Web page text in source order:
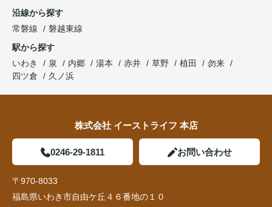
沿線から探す
常磐線
磐越東線
駅から探す
いわき
泉 内郷 湯本 赤井 草野 植田
勿来
四ツ倉
久ノ浜
株式会社 イーストライフ 本店
0246-29-1811 お問い合わせ
〒970-8033
福島県いわき市自由ケ丘４６番地の１０